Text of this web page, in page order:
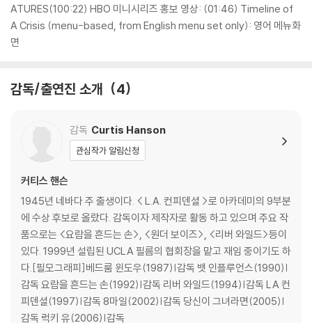
3) 렌티큘러 스틸북의 경우, 보호필름이 붙어 판매되기도 합니다. 보호필
름 손상에 의한 교환/반품은 불가합니다.
4) 본품 보호를 위해 노란색의 카톤 박스로 재포장한 경우, 카톤박스 손상
인을 위해 개봉 시의 동영상을 요청할 수 있으며, 동영상이 없는 경우 교
※ 디스크 재생 불량
1) 기기 문제로 인해 발생하는 재생 불량 현상에 대해서는 반품/교환이 불
가하니 최신 소프트웨어로 업데이트된 DVD/BD 전용 기기에서 재생하실
2) 정전기와 먼지로 인해 재생이 원활하지 않은 경우가 있습니다. 디스크
를 마른 천으로 닦으시거나, DVD 클리너 등 전용 제품을 이용하면 대부분
해결됩니다.
3) 일부 PC 연결형 ODD의 경우 호환 상의 문제로 정상적인 디스크도 재
생이 불가능한 경우가 있습니다. 독립형 전용 플레이어 사용을 권장드리
며, ODD 사용으로 인한 재생 불량의 경우 교환 시에도 동일한 오류가 발
생할 수 있음을 알려드립니다.
ATURES(100:22) HBO 미니시리즈 홍보 영상: (01:46) Timeline of
A Crisis (menu-based, from English menu set only): 영어 메뉴화
면
감독/출연진 소개 4
감독 Curtis Hanson
관심작가 알림신청
커티스 핸슨
1945년 네바다 주 출생이다. < L.A. 컨피덴셜 >로 아카데미의 9부분
에 수상 후보로 올랐다. 감독이자 제작자로 활동 하고 있으며 주요 작
품으로는 <요람을 흔드는 손>, <원더 보이즈>, <리버 와일드>등이
있다. 1999년 설립된 UCLA 필름의 협회장을 맡고 재임 중이기도 하
다.[필모그래피]베드룸 윈도우(1987)|감독 뱃 인플루언스(1990)|
감독 요람을 흔드는 손(1992)|감독 리버 와일드(1994)|감독 LA 컨
피덴셜(1997)|감독 8마일(2002)|감독 당신이 그녀라면(2005)|
감독 럭키 유(2006)|감독